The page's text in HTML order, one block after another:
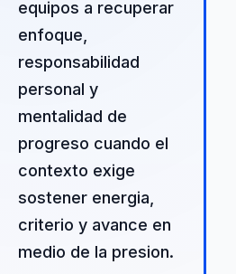
equipos a recuperar
enfoque,
responsabilidad
personal y
mentalidad de
progreso cuando el
contexto exige
sostener energia,
criterio y avance en
medio de la presion.